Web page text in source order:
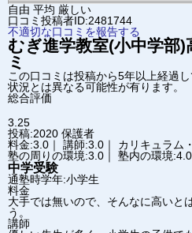
自由 平均 厳しい
口コミ投稿者ID:2481744
不適切な口コミを報告する
むぎ進学教室(小中学部)
ミ
この口コミは投稿から5年以上経過
状況とは異なる可能性が有ります。
総合評価
3.25
投稿:2020 保護者
料金:3.0｜ 講師:3.0｜ カリキュラム
塾の周りの環境:3.0｜ 塾内の環境:4.0
中学受験
通塾時学年:小学生
料金
大手では無いので、そんなに高いと
う。
講師